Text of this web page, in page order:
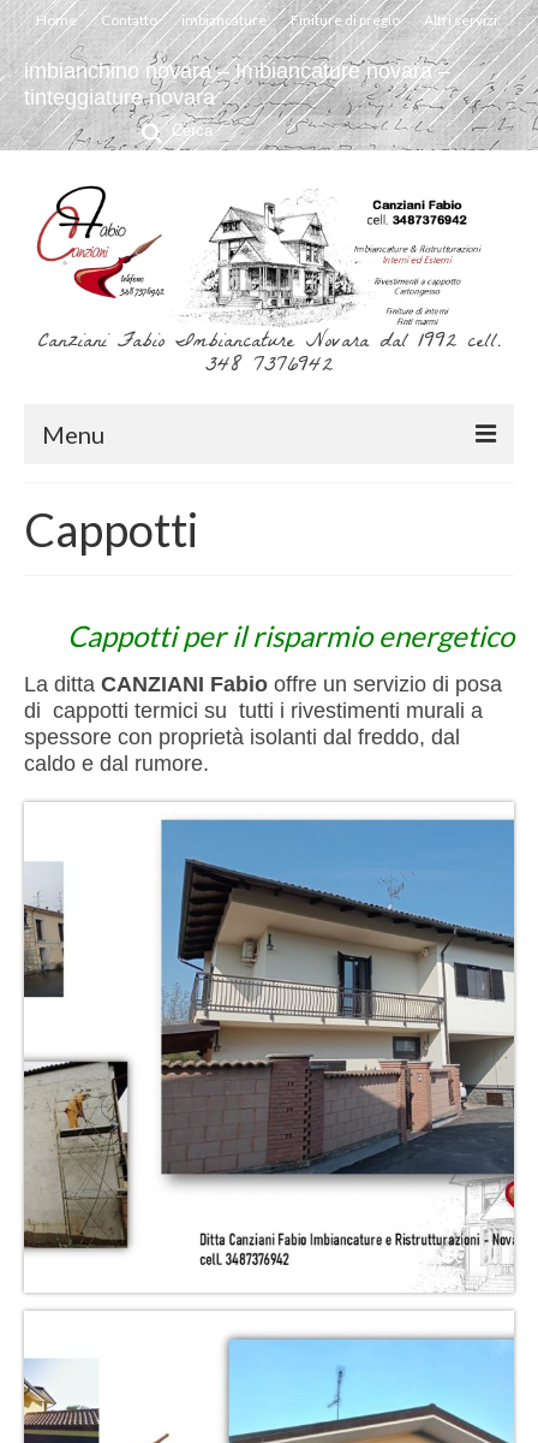
Home Contatto imbiancature Finiture di pregio Altri servizi
imbianchino novara – Imbiancature novara –
tinteggiature novara
Cerca:
Canziani Fabio Imbiancature Novara dal 1992 cell.
348 7376942
Menu
Contatto
Interni
Esterni
Cappotti
Finiture di pregio
Decorazioni murali
Finti marmi
Murales
Altri servizi
Cartongesso
Controsoffitti
Posa pavimento laminato
Muratura
Cappotti
Cappotti per il risparmio energetico
La ditta CANZIANI Fabio offre un servizio di posa
di cappotti termici su tutti i rivestimenti murali a
spessore con proprietà isolanti dal freddo, dal
caldo e dal rumore.